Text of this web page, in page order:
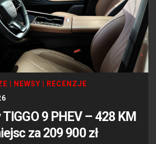
NEWSY
RECENZJE
9 PHEV – 428 KM
za 209 900 zł